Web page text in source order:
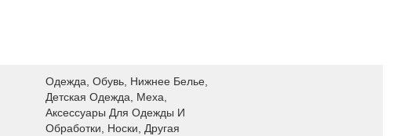
Одежда, Обувь, Нижнее Белье,
Детская Одежда, Меха,
Аксессуары Для Одежды И
Обработки, Носки, Другая